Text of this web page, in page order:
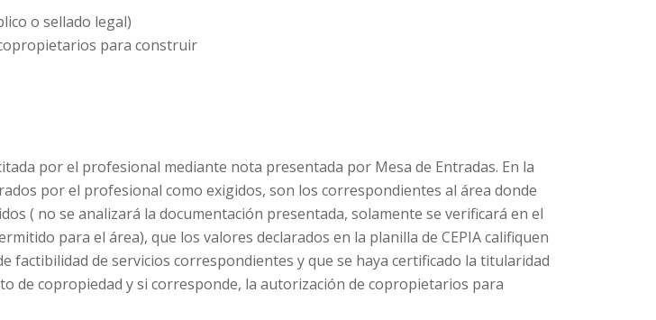
o sellado legal)
para construir
por el profesional mediante nota presentada por Mesa de Entradas. En la
por el profesional como exigidos, son los correspondientes al área donde
( no se analizará la documentación presentada, solamente se verificará en el
para el área), que los valores declarados en la planilla de CEPIA califiquen
factibilidad de servicios correspondientes y que se haya certificado la titularidad
de copropiedad y si corresponde, la autorización de copropietarios para